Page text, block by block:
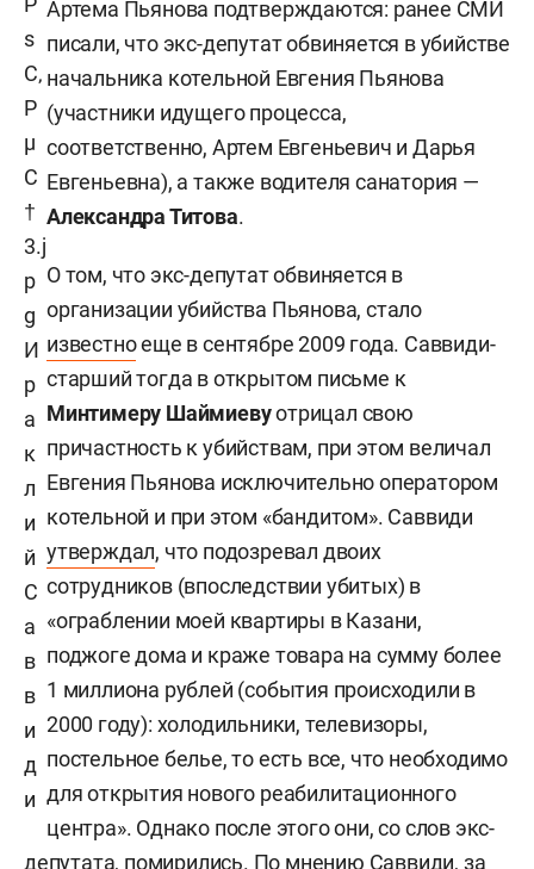
И
р
а
к
л
и
й
С
а
в
в
и
д
и
Артема Пьянова подтверждаются: ранее СМИ
писали, что экс-депутат обвиняется в убийстве
начальника котельной Евгения Пьянова
(участники идущего процесса,
соответственно, Артем Евгеньевич и Дарья
Евгеньевна), а также водителя санатория —
Александра Титова.
О том, что экс-депутат обвиняется в
организации убийства Пьянова, стало
известноеще в сентябре 2009 года. Саввиди-
старший тогда в открытом письме к
Минтимеру Шаймиевуотрицал свою
причастность к убийствам, при этом величал
Евгения Пьянова исключительно оператором
котельной и при этом «бандитом». Саввиди
утверждал, что подозревал двоих
сотрудников (впоследствии убитых) в
«ограблении моей квартиры в Казани,
поджоге дома и краже товара на сумму более
1 миллиона рублей (события происходили в
2000 году): холодильники, телевизоры,
постельное белье, то есть все, что необходимо
для открытия нового реабилитационного
центра». Однако после этого они, со слов экс-
депутата, помирились. По мнению Саввиди, за